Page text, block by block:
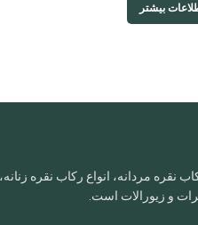
بیشتر
نقره مردانه، انواع رکاب نقره
و زیورالات است.